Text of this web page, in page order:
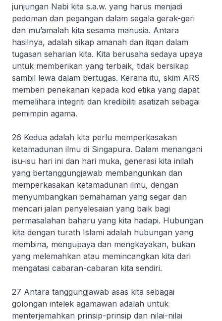
junjungan Nabi kita s.a.w. yang harus menjadi
pedoman dan pegangan dalam segala gerak-geri
dan mu’amalah kita sesama manusia. Antara
hasilnya, adalah sikap amanah dan itqan dalam
tugasan seharian kita. Kita berusaha sedaya upaya
untuk memberikan yang terbaik, tidak bersikap
sambil lewa dalam bertugas. Kerana itu, skim ARS
memberi penekanan kepada kod etika yang dapat
memelihara integriti dan kredibiliti asatizah sebagai
pemimpin agama.
26 Kedua adalah kita perlu memperkasakan
ketamadunan ilmu di Singapura. Dalam menangani
isu-isu hari ini dan hari muka, generasi kita inilah
yang bertanggungjawab membangunkan dan
memperkasakan ketamadunan ilmu, dengan
menyumbangkan pemahaman yang segar dan
mencari jalan penyelesaian yang baik bagi
permasalahan baharu yang kita hadapi. Hubungan
kita dengan turath Islami adalah hubungan yang
membina, mengupaya dan mengkayakan, bukan
yang melemahkan atau memincangkan kita dari
mengatasi cabaran-cabaran kita sendiri.
27 Antara tanggungjawab asas kita sebagai
golongan intelek agamawan adalah untuk
menterjemahkan prinsip-prinsip dan nilai-nilai